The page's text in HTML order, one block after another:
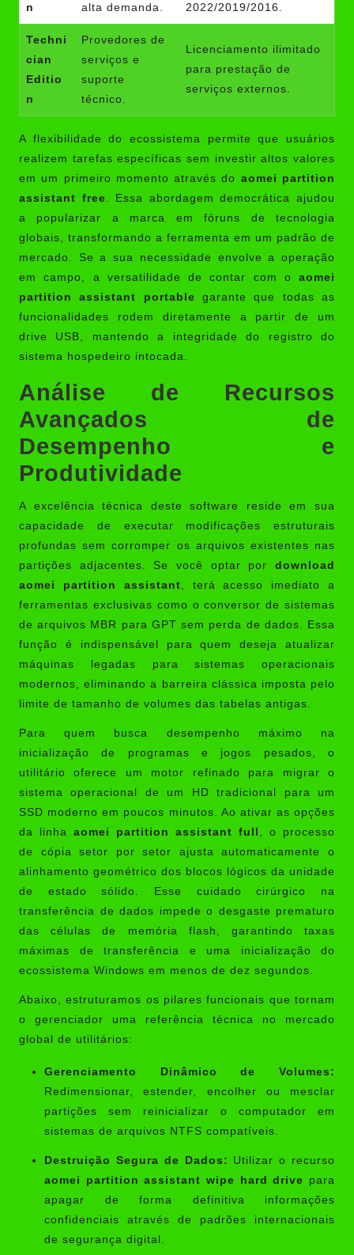
n
alta demanda.
2022/2019/2016.
Techni
cian
Editio
n
Provedores de
serviços e
suporte
técnico.
Licenciamento ilimitado
para prestação de
serviços externos.
A flexibilidade do ecossistema permite que usuários
realizem tarefas específicas sem investir altos valores
em um primeiro momento através do aomei partition
assistant free . Essa abordagem democrática ajudou
a popularizar a marca em fóruns de tecnologia
globais, transformando a ferramenta em um padrão de
mercado. Se a sua necessidade envolve a operação
em campo, a versatilidade de contar com o aomei
partition assistant portable garante que todas as
funcionalidades rodem diretamente a partir de um
drive USB, mantendo a integridade do registro do
sistema hospedeiro intocada.
Análise de Recursos
Avançados de
Desempenho e
Produtividade
A excelência técnica deste software reside em sua
capacidade de executar modificações estruturais
profundas sem corromper os arquivos existentes nas
partições adjacentes. Se você optar por download
aomei partition assistant , terá acesso imediato a
ferramentas exclusivas como o conversor de sistemas
de arquivos MBR para GPT sem perda de dados. Essa
função é indispensável para quem deseja atualizar
máquinas legadas para sistemas operacionais
modernos, eliminando a barreira clássica imposta pelo
limite de tamanho de volumes das tabelas antigas.
Para quem busca desempenho máximo na
inicialização de programas e jogos pesados, o
utilitário oferece um motor refinado para migrar o
sistema operacional de um HD tradicional para um
SSD moderno em poucos minutos. Ao ativar as opções
da linha aomei partition assistant full
, o processo
de cópia setor por setor ajusta automaticamente o
alinhamento geométrico dos blocos lógicos da unidade
de estado sólido. Esse cuidado cirúrgico na
transferência de dados impede o desgaste prematuro
das células de memória flash, garantindo taxas
máximas de transferência e uma inicialização do
ecossistema Windows em menos de dez segundos.
Abaixo, estruturamos os pilares funcionais que tornam
o gerenciador uma referência técnica no mercado
global de utilitários:
Gerenciamento Dinâmico de Volumes:
Redimensionar, estender, encolher ou mesclar
partições sem reinicializar o computador em
sistemas de arquivos NTFS compatíveis.
Destruição Segura de Dados: Utilizar o recurso
aomei partition assistant wipe hard drive para
apagar de forma definitiva informações
confidenciais através de padrões internacionais
de segurança digital.